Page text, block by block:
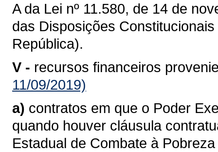
A da Lei nº 11.580, de 14 de
das Disposições
República).
V - recursos financeiros
11/09/2019)
a) contratos em que o Poder
quando houver cláusula
Estadual de Combate à